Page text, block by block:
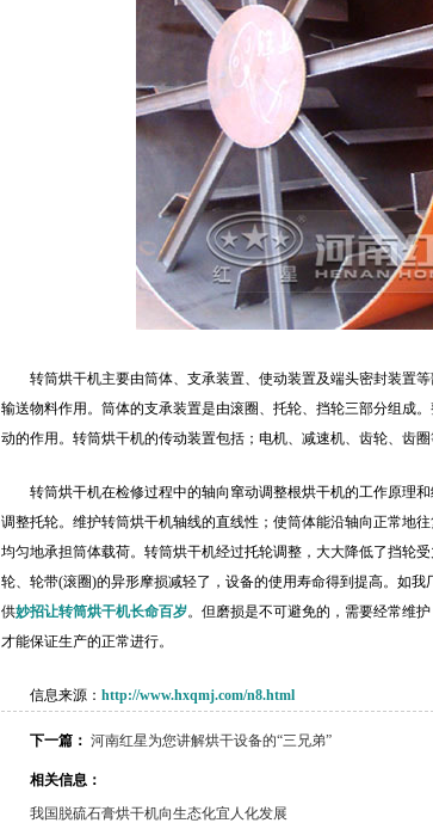
转筒烘干机主要由筒体、支承装置、使动装置及端头密封装置
输送物料作用。筒体的支承装置是由滚圈、托轮、挡轮三部分组成
动的作用。转筒烘干机的传动装置包括；电机、减速机、齿轮、齿圈
转筒烘干机在检修过程中的轴向窜动调整根烘干机的工作原理
调整托轮。维护转筒烘干机轴线的直线性；使筒体能沿轴向正常地
均匀地承担筒体载荷。转筒烘干机经过托轮调整，大大降低了挡轮
轮、轮带(滚圈)的异形摩损减轻了，设备的使用寿命得到提高。如
供妙招让转筒烘干机长命百岁。但磨损是不可避免的，需要经常维
才能保证生产的正常进行。
信息来源： http://www.hxqmj.com/n8.html
下一篇： 河南红星为您讲解烘干设备的“三兄弟”
相关信息：
我国脱硫石膏烘干机向生态化宜人化发展